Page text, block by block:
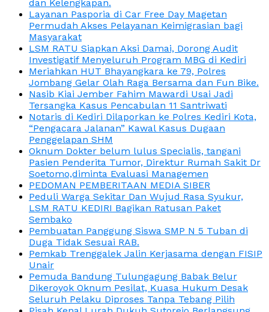
dan Kelengkapan.
Layanan Pasporia di Car Free Day Magetan
Permudah Akses Pelayanan Keimigrasian bagi
Masyarakat
LSM RATU Siapkan Aksi Damai, Dorong Audit
Investigatif Menyeluruh Program MBG di Kediri
Meriahkan HUT Bhayangkara ke 79, Polres
Jombang Gelar Olah Raga Bersama dan Fun Bike.
Nasib Kiai Jember Fahim Mawardi Usai Jadi
Tersangka Kasus Pencabulan 11 Santriwati
Notaris di Kediri Dilaporkan ke Polres Kediri Kota,
“Pengacara Jalanan” Kawal Kasus Dugaan
Penggelapan SHM
Oknum Dokter belum lulus Specialis, tangani
Pasien Penderita Tumor, Direktur Rumah Sakit Dr
Soetomo,diminta Evaluasi Managemen
PEDOMAN PEMBERITAAN MEDIA SIBER
Peduli Warga Sekitar Dan Wujud Rasa Syukur,
LSM RATU KEDIRI Bagikan Ratusan Paket
Sembako
Pembuatan Panggung Siswa SMP N 5 Tuban di
Duga Tidak Sesuai RAB.
Pemkab Trenggalek Jalin Kerjasama dengan FISIP
Unair
Pemuda Bandung Tulungagung Babak Belur
Dikeroyok Oknum Pesilat, Kuasa Hukum Desak
Seluruh Pelaku Diproses Tanpa Tebang Pilih